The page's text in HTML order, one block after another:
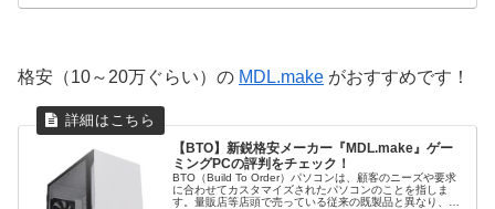
格安（10～20万ぐらい）の MDL.make がおすすめです！
【BTO】新鋭格安メーカー『MDL.make』ゲー
ミングPCの評判をチェック！
BTO（Build To Order）パソコンは、顧客のニーズや要求
に合わせてカスタマイズされたパソコンのことを指しま
す。量販店等店頭で売っている従来の既製品と異なり、